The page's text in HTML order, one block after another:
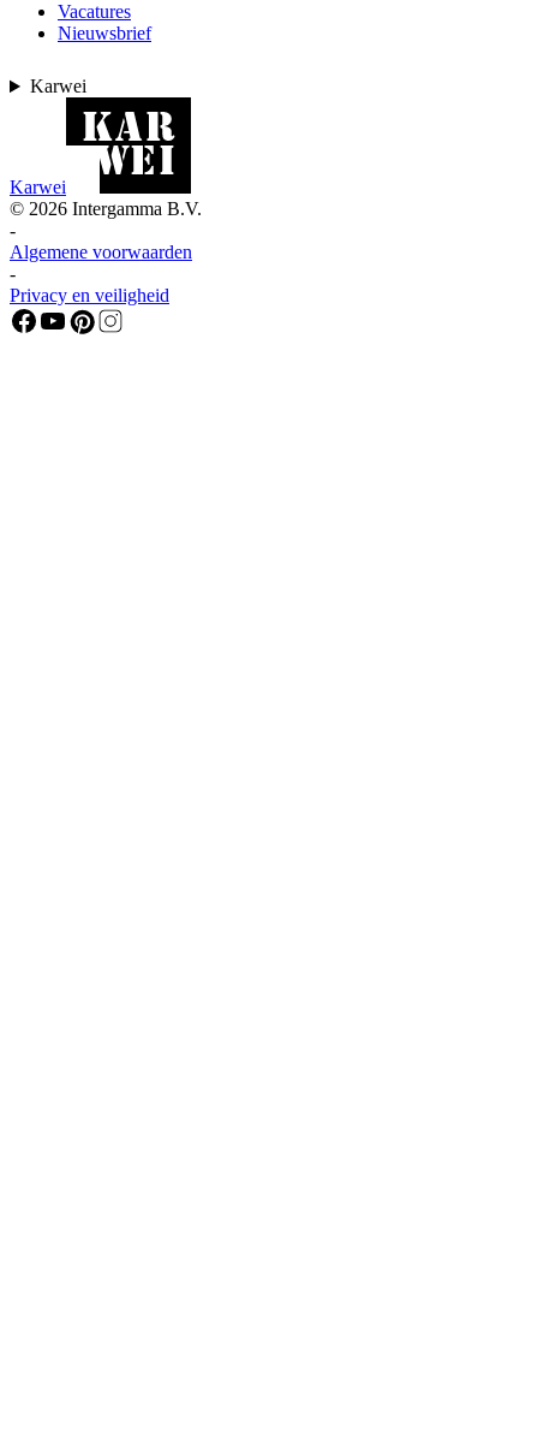
Vacatures
Nieuwsbrief
Karwei
Karwei
© 2026 Intergamma B.V.
-
Algemene voorwaarden
-
Privacy en veiligheid